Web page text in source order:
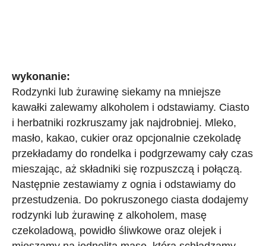
wykonanie:
Rodzynki lub żurawinę siekamy na mniejsze
kawałki zalewamy alkoholem i odstawiamy. Ciasto
i herbatniki rozkruszamy jak najdrobniej. Mleko,
masło, kakao, cukier oraz opcjonalnie czekoladę
przekładamy do rondelka i podgrzewamy cały czas
mieszając, aż składniki się rozpuszczą i połączą.
Następnie zestawiamy z ognia i odstawiamy do
przestudzenia. Do pokruszonego ciasta dodajemy
rodzynki lub żurawinę z alkoholem, masę
czekoladową, powidło śliwkowe oraz olejek i